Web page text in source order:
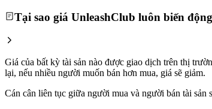
Tại sao giá UnleashClub luôn biến
Giá của bất kỳ tài sản nào được giao dịch trên thị
lại, nếu nhiều người muốn bán hơn mua, giá sẽ giảm.
Cán cân liên tục giữa người mua và người bán tài